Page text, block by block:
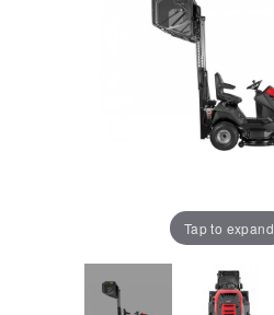
Tap to expand